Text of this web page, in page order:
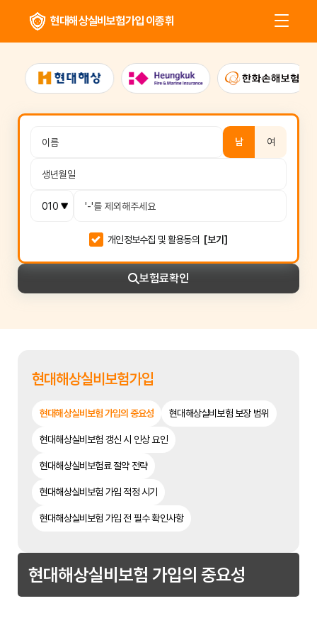
현대해상실비보험가입 이종휘
남 여
개인정보수집 및 활용동의 [보기]
보험료확인
현대해상실비보험가입
현대해상실비보험 가입의 중요성 현대해상실비보험 보장 범위
현대해상실비보험 갱신 시 인상 요인
현대해상실비보험료 절약 전략
현대해상실비보험 가입 적정 시기
현대해상실비보험 가입 전 필수 확인사항
현대해상실비보험 가입의 중요성